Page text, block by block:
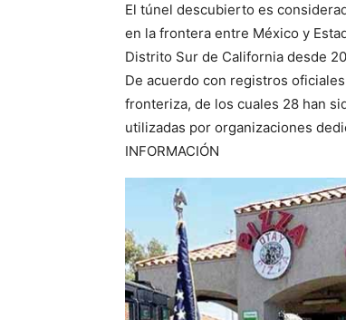
El túnel descubierto es
en la frontera entre México y
Distrito Sur de California desde
De acuerdo con registros
fronteriza, de los cuales 28 han
utilizadas por organizaciones
INFORMACIÓN